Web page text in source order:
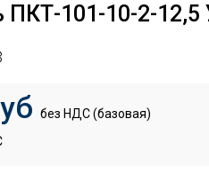
ПКТ-101-10-2-
без НДС (базовая)